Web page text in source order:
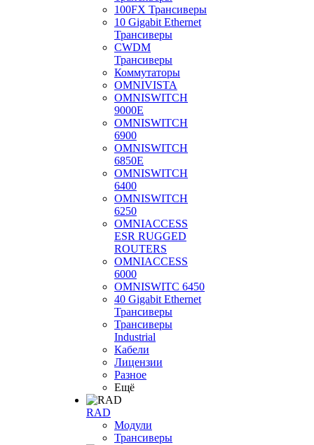
100FX Трансиверы
10 Gigabit Ethernet
Трансиверы
CWDM
Трансиверы
Коммутаторы
OMNIVISTA
OMNISWITCH
9000E
OMNISWITCH
6900
OMNISWITCH
6850E
OMNISWITCH
6400
OMNISWITCH
6250
OMNIACCESS
ESR RUGGED
ROUTERS
OMNIACCESS
6000
OMNISWITC 6450
40 Gigabit Ethernet
Трансиверы
Трансиверы
Industrial
Кабели
Лицензии
Разное
Ещё
RAD
Модули
Трансиверы